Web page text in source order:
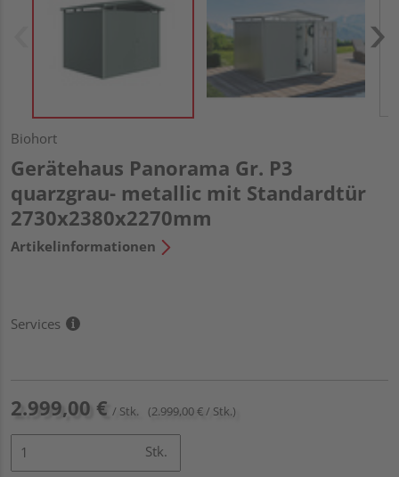
Biohort
Gerätehaus Panorama Gr. P3
quarzgrau- metallic mit Standardtür
2730x2380x2270mm
Artikelinformationen
Services
2.999,00 € / Stk. (2.999,00 € / Stk.)
Stk.